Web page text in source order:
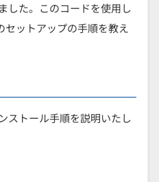
した。このコードを使用し
セットアップの手順を教え
ストール手順を説明いたし